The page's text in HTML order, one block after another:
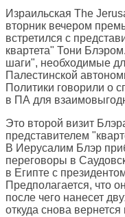
Израильская The
вторник вечером
встретился с
квартета" Тони
шаги", необходимые
Палестинской
Политики говорили о
в ПА для
Это второй визит
представителем
В Иерусалим Блэр
переговоры в
в Египте с
Предполагается, что
после чего нанесет
откуда снова